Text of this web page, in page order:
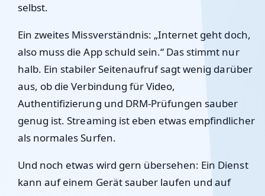
selbst.
Ein zweites Missverständnis: „Internet geht doch,
also muss die App schuld sein.“ Das stimmt nur
halb. Ein stabiler Seitenaufruf sagt wenig darüber
aus, ob die Verbindung für Video,
Authentifizierung und DRM-Prüfungen sauber
genug ist. Streaming ist eben etwas empfindlicher
als normales Surfen.
Und noch etwas wird gern übersehen: Ein Dienst
kann auf einem Gerät sauber laufen und auf